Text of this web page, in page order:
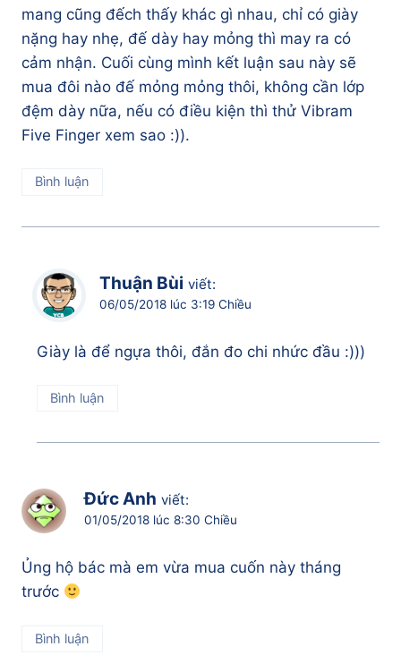
mang cũng đếch thấy khác gì nhau, chỉ có giày
nặng hay nhẹ, đế dày hay mỏng thì may ra có
cảm nhận. Cuối cùng mình kết luận sau này sẽ
mua đôi nào đế mỏng mỏng thôi, không cần lớp
đệm dày nữa, nếu có điều kiện thì thử Vibram
Five Finger xem sao :)).
Bình luận
Thuận Bùi viết:
06/05/2018 lúc 3:19 Chiều
Giày là để ngựa thôi, đắn đo chi nhức đầu :)))
Bình luận
Đức Anh viết:
01/05/2018 lúc 8:30 Chiều
Ủng hộ bác mà em vừa mua cuốn này tháng
trước
Bình luận